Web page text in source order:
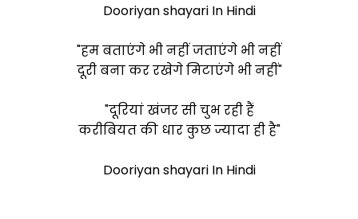
Dooriyan shayari In Hindi
"हम बताएंगे भी नहीं जताएंगे भी नहीं
दूरी बना कर रखेगे मिटाएंगे भी नहीं"
"दूरियां खंजर सी चुभ रही हैं
करीबियत की धार कुछ ज्यादा ही है"
Dooriyan shayari In Hindi